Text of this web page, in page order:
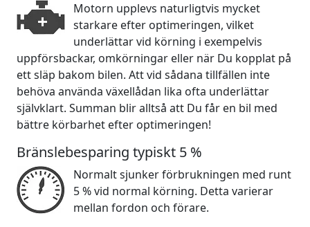
Motorn upplevs naturligtvis mycket
starkare efter optimeringen, vilket
underlättar vid körning i exempelvis
uppförsbackar, omkörningar eller när Du kopplat på
ett släp bakom bilen. Att vid sådana tillfällen inte
behöva använda växellådan lika ofta underlättar
självklart. Summan blir alltså att Du får en bil med
bättre körbarhet efter optimeringen!
Bränslebesparing typiskt 5 %
Normalt sjunker förbrukningen med runt
5 % vid normal körning. Detta varierar
mellan fordon och förare.